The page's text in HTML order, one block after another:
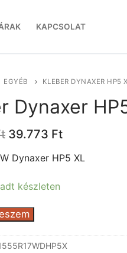
KAPCSOLAT
EGYÉB KLEBER DYNAXER HP5
Dynaxer
Original
was:
39.773 FtCurrent
is:
Dynaxer HP5 XL
készleten